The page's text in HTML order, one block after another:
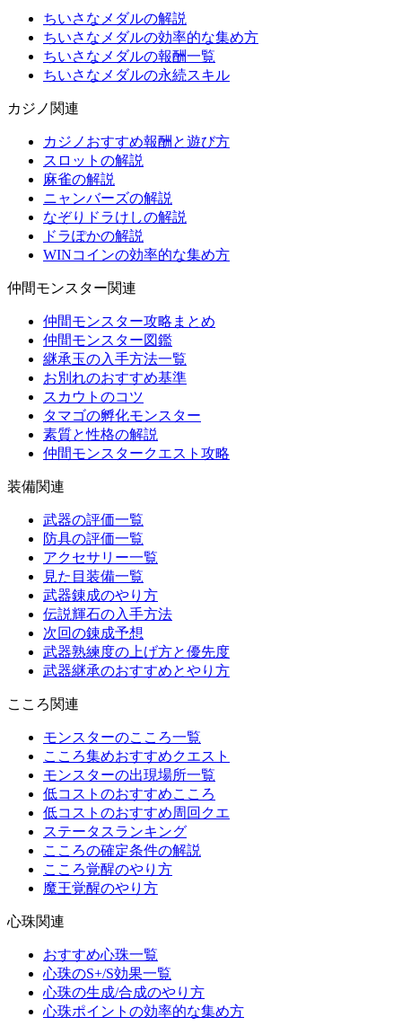
ちいさなメダルの解説
ちいさなメダルの効率的な集め方
ちいさなメダルの報酬一覧
ちいさなメダルの永続スキル
カジノ関連
カジノおすすめ報酬と遊び方
スロットの解説
麻雀の解説
ニャンバーズの解説
なぞりドラけしの解説
ドラぽかの解説
WINコインの効率的な集め方
仲間モンスター関連
仲間モンスター攻略まとめ
仲間モンスター図鑑
継承玉の入手方法一覧
お別れのおすすめ基準
スカウトのコツ
タマゴの孵化モンスター
素質と性格の解説
仲間モンスタークエスト攻略
装備関連
武器の評価一覧
防具の評価一覧
アクセサリー一覧
見た目装備一覧
武器錬成のやり方
伝説輝石の入手方法
次回の錬成予想
武器熟練度の上げ方と優先度
武器継承のおすすめとやり方
こころ関連
モンスターのこころ一覧
こころ集めおすすめクエスト
モンスターの出現場所一覧
低コストのおすすめこころ
低コストのおすすめ周回クエ
ステータスランキング
こころの確定条件の解説
こころ覚醒のやり方
魔王覚醒のやり方
心珠関連
おすすめ心珠一覧
心珠のS+/S効果一覧
心珠の生成/合成のやり方
心珠ポイントの効率的な集め方